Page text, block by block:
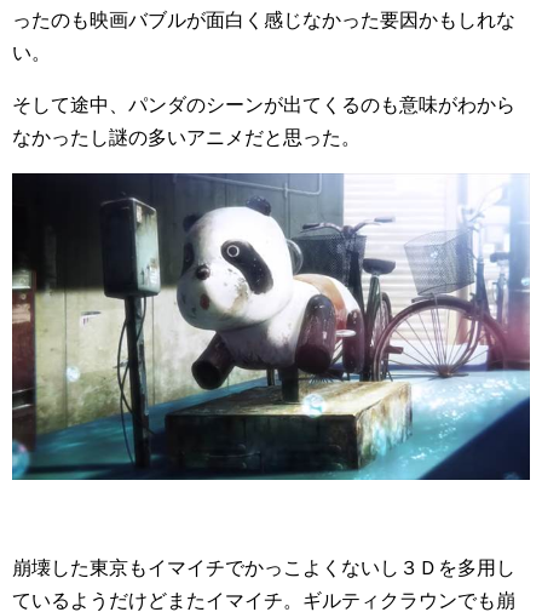
ったのも映画バブルが面白く感じなかった要因かもしれな
い。
そして途中、パンダのシーンが出てくるのも意味がわから
なかったし謎の多いアニメだと思った。
崩壊した東京もイマイチでかっこよくないし３Ｄを多用し
ているようだけどまたイマイチ。ギルティクラウンでも崩